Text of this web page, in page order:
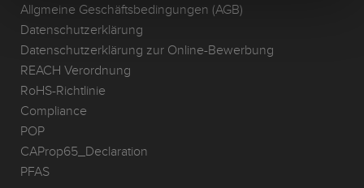
Allgmeine Geschäftsbedingungen (AGB)
Datenschutzerklärung
Datenschutzerklärung zur Online-Bewerbung
REACH Verordnung
RoHS-Richtlinie
Compliance
POP
CAProp65_Declaration
PFAS